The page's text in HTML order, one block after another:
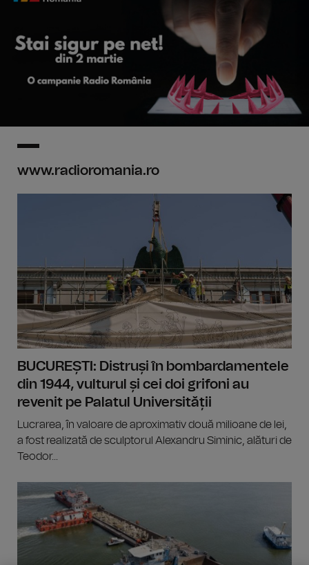
www.radioromania.ro
BUCUREȘTI: Distruși în bombardamentele
din 1944, vulturul și cei doi grifoni au
revenit pe Palatul Universității
Lucrarea, în valoare de aproximativ două milioane de lei,
a fost realizată de sculptorul Alexandru Siminic, alături de
Teodor...